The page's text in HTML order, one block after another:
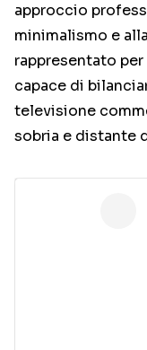
approccio
minimalismo e
rappresentato
capace di
televisione
sobria e distante